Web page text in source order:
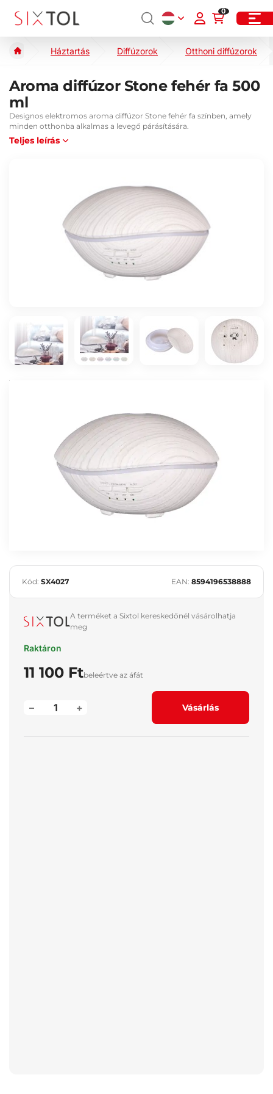
0
Háztartás Diffúzorok Otthoni diffúzorok
Aroma diffúzor Stone fehér fa 500
ml
Designos elektromos aroma diffúzor Stone fehér fa színben, amely
minden otthonba alkalmas a levegő párásítására.
Teljes leírás
Kód: SX4027 EAN: 8594196538888
A terméket a Sixtol kereskedőnél vásárolhatja
meg
Raktáron
11 100 Ftbeleértve az áfát
+
– Vásárlás